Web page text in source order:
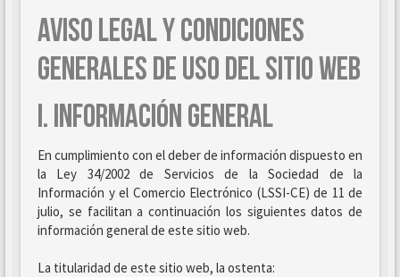
AVISO LEGAL Y CONDICIONES
GENERALES DE USO DEL SITIO WEB
I. INFORMACIÓN GENERAL
En cumplimiento con el deber de información dispuesto en
la Ley 34/2002 de Servicios de la Sociedad de la
Información y el Comercio Electrónico (LSSI-CE) de 11 de
julio, se facilitan a continuación los siguientes datos de
información general de este sitio web.
La titularidad de este sitio web, la ostenta: